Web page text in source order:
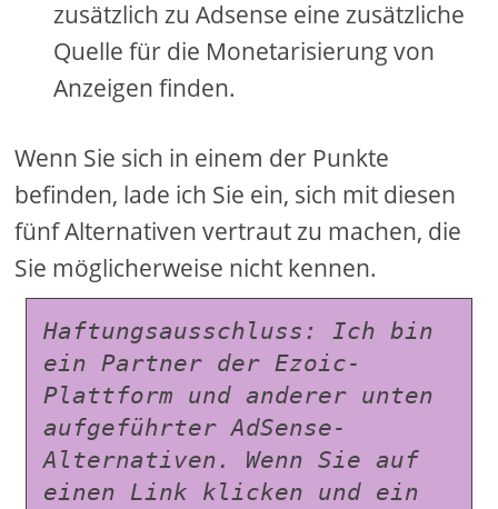
zusätzlich zu Adsense eine zusätzliche
Quelle für die Monetarisierung von
Anzeigen finden.
Wenn Sie sich in einem der Punkte
befinden, lade ich Sie ein, sich mit diesen
fünf Alternativen vertraut zu machen, die
Sie möglicherweise nicht kennen.
Haftungsausschluss: Ich bin
ein Partner der Ezoic-
Plattform und anderer unten
aufgeführter AdSense-
Alternativen. Wenn Sie auf
einen Link klicken und ein